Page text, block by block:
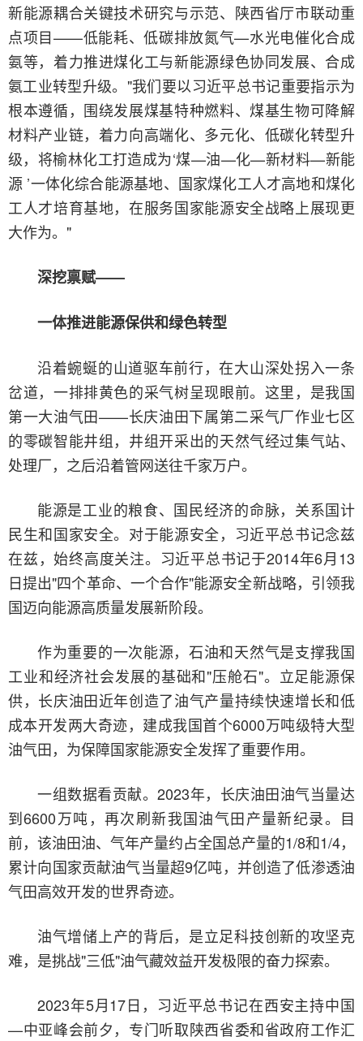
新能源耦合关键技术研究与示范、陕西省厅市联动重
点项目——低能耗、低碳排放氮气—水光电催化合成
氨等，着力推进煤化工与新能源绿色协同发展、合成
氨工业转型升级。"我们要以习近平总书记重要指示为
根本遵循，围绕发展煤基特种燃料、煤基生物可降解
材料产业链，着力向高端化、多元化、低碳化转型升
级，将榆林化工打造成为‘煤—油—化—新材料—新能
源 ’一体化综合能源基地、国家煤化工人才高地和煤化
工人才培育基地，在服务国家能源安全战略上展现更
大作为。"
深挖禀赋——
一体推进能源保供和绿色转型
沿着蜿蜒的山道驱车前行，在大山深处拐入一条
岔道，一排排黄色的采气树呈现眼前。这里，是我国
第一大油气田——长庆油田下属第二采气厂作业七区
的零碳智能井组，井组开采出的天然气经过集气站、
处理厂，之后沿着管网送往千家万户。
能源是工业的粮食、国民经济的命脉，关系国计
民生和国家安全。对于能源安全，习近平总书记念兹
在兹，始终高度关注。习近平总书记于2014年6月13
日提出"四个革命、一个合作"能源安全新战略，引领我
国迈向能源高质量发展新阶段。
作为重要的一次能源，石油和天然气是支撑我国
工业和经济社会发展的基础和"压舱石"。立足能源保
供，长庆油田近年创造了油气产量持续快速增长和低
成本开发两大奇迹，建成我国首个6000万吨级特大型
油气田，为保障国家能源安全发挥了重要作用。
一组数据看贡献。2023年，长庆油田油气当量达
到6600万吨，再次刷新我国油气田产量新纪录。目
前，该油田油、气年产量约占全国总产量的1/8和1/4，
累计向国家贡献油气当量超9亿吨，并创造了低渗透油
气田高效开发的世界奇迹。
油气增储上产的背后，是立足科技创新的攻坚克
难，是挑战"三低"油气藏效益开发极限的奋力探索。
2023年5月17日，习近平总书记在西安主持中国
—中亚峰会前夕，专门听取陕西省委和省政府工作汇